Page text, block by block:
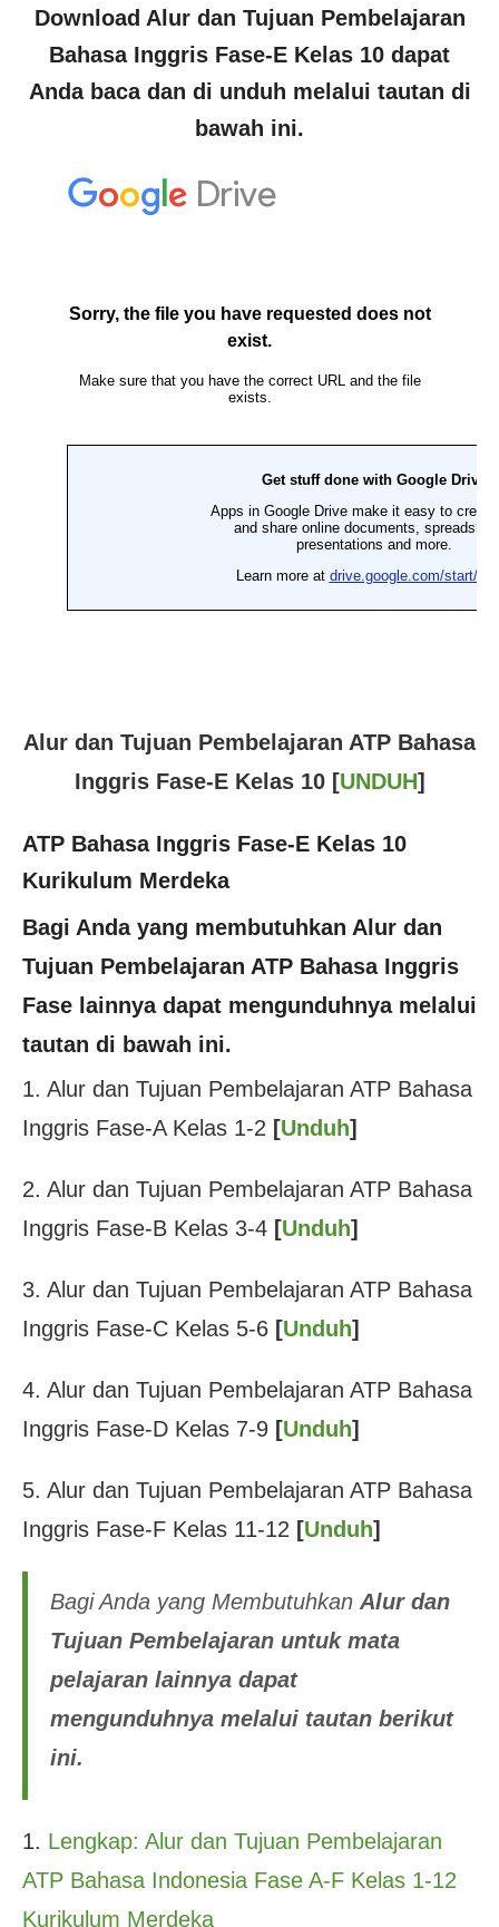
Download Alur dan Tujuan Pembelajaran
Bahasa Inggris Fase-E Kelas 10 dapat
Anda baca dan di unduh melalui tautan di
bawah ini.
Alur dan Tujuan Pembelajaran ATP Bahasa
Inggris Fase-E Kelas 10 [UNDUH]
ATP Bahasa Inggris Fase-E Kelas 10
Kurikulum Merdeka
Bagi Anda yang membutuhkan Alur dan
Tujuan Pembelajaran ATP Bahasa Inggris
Fase lainnya dapat mengunduhnya melalui
tautan di bawah ini.
1. Alur dan Tujuan Pembelajaran ATP Bahasa
Inggris Fase-A Kelas 1-2 [Unduh]
2. Alur dan Tujuan Pembelajaran ATP Bahasa
Inggris Fase-B Kelas 3-4 [Unduh]
3. Alur dan Tujuan Pembelajaran ATP Bahasa
Inggris Fase-C Kelas 5-6 [Unduh]
4. Alur dan Tujuan Pembelajaran ATP Bahasa
Inggris Fase-D Kelas 7-9 [Unduh]
5. Alur dan Tujuan Pembelajaran ATP Bahasa
Inggris Fase-F Kelas 11-12 [Unduh]
Bagi Anda yang Membutuhkan Alur dan
Tujuan Pembelajaran untuk mata
pelajaran lainnya dapat
mengunduhnya melalui tautan berikut
ini.
1. Lengkap: Alur dan Tujuan Pembelajaran
ATP Bahasa Indonesia Fase A-F Kelas 1-12
Kurikulum Merdeka